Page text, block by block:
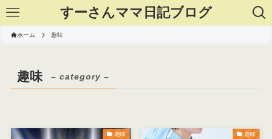
すーさんママ日記ブログ
ホーム 趣味
趣味 – category –
趣味 趣味